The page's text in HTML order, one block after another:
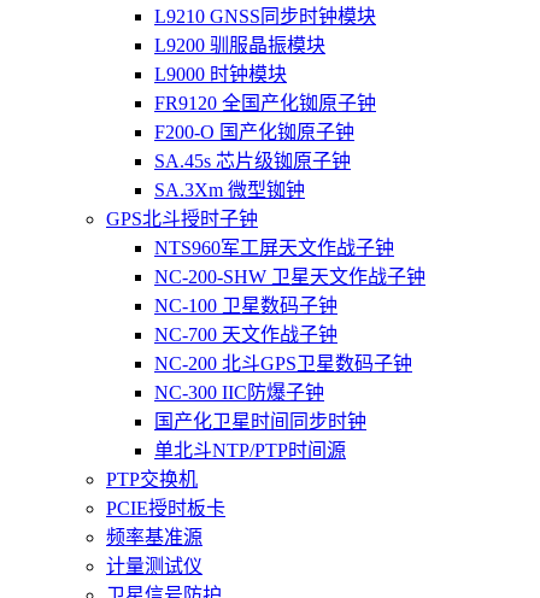
L9210 GNSS同步时钟模块
L9200 驯服晶振模块
L9000 时钟模块
FR9120 全国产化铷原子钟
F200-O 国产化铷原子钟
SA.45s 芯片级铷原子钟
SA.3Xm 微型铷钟
GPS北斗授时子钟
NTS960军工屏天文作战子钟
NC-200-SHW 卫星天文作战子钟
NC-100 卫星数码子钟
NC-700 天文作战子钟
NC-200 北斗GPS卫星数码子钟
NC-300 IIC防爆子钟
国产化卫星时间同步时钟
单北斗NTP/PTP时间源
PTP交换机
PCIE授时板卡
频率基准源
计量测试仪